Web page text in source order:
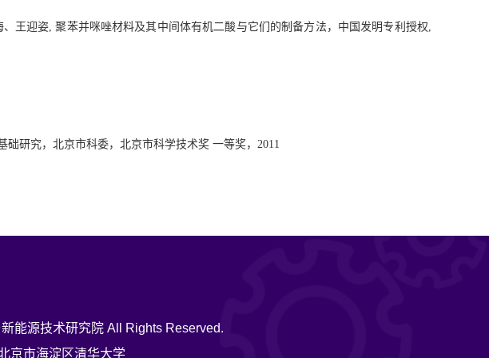
、王迎姿,聚苯并咪唑材料及其中间体有机二酸与它们的制备方法，中国发明专利授权,
础研究，北京市科委，北京市科学技术奖 一等奖， 2011
能源技术研究院 All Rights Reserved.
京市海淀区清华大学